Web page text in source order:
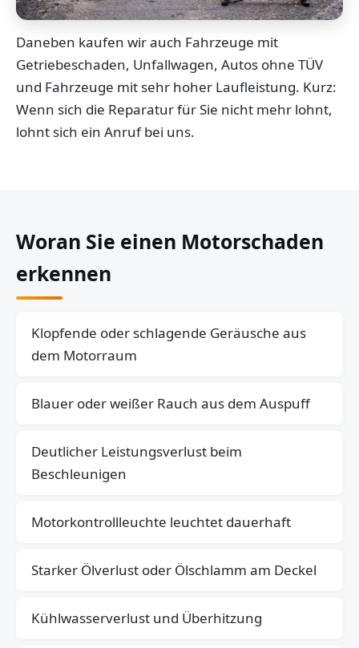
Daneben kaufen wir auch Fahrzeuge mit
Getriebeschaden, Unfallwagen, Autos ohne TÜV
und Fahrzeuge mit sehr hoher Laufleistung. Kurz:
Wenn sich die Reparatur für Sie nicht mehr lohnt,
lohnt sich ein Anruf bei uns.
Woran Sie einen Motorschaden
erkennen
Klopfende oder schlagende Geräusche aus
dem Motorraum
Blauer oder weißer Rauch aus dem Auspuff
Deutlicher Leistungsverlust beim
Beschleunigen
Motorkontrollleuchte leuchtet dauerhaft
Starker Ölverlust oder Ölschlamm am Deckel
Kühlwasserverlust und Überhitzung